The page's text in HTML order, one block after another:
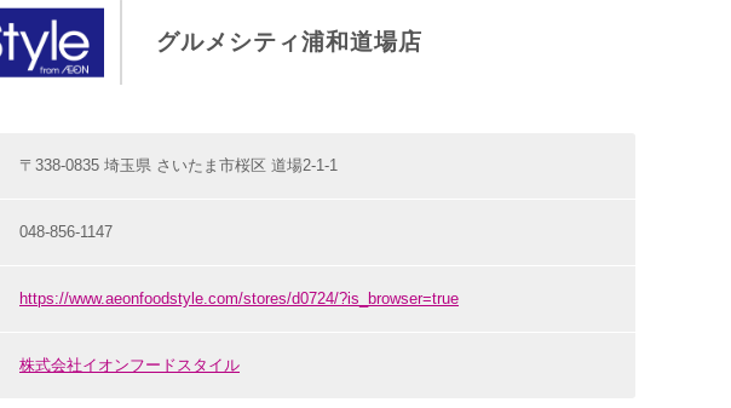
グルメシティ浦和道場店
〒338-0835 埼玉県 さいたま市桜区 道場2-1-1
048-856-1147
https://www.aeonfoodstyle.com/stores/d0724/?is_browser=true
株式会社イオンフードスタイル